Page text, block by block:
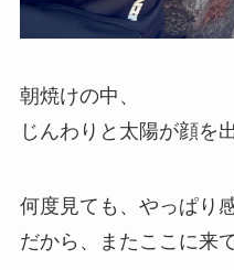
朝焼けの中、
じんわりと太陽が顔を
何度見ても、やっぱり
だから、またここに来